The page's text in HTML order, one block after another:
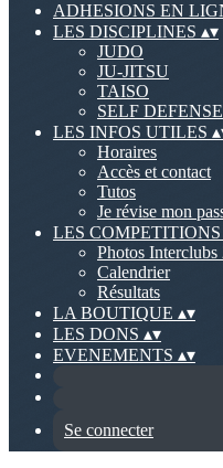
ADHESIONS EN
LES DISCIPLINES ▴▾
JUDO
JU-JITSU
TAISO
SELF DEFENSE
LES INFOS UTILES ▴
Horaires
Accès et contact
Tutos
Je révise mon
LES COMPETITIONS
Photos Interclubs
Calendrier
Résultats
LA BOUTIQUE ▴▾
LES DONS ▴▾
EVENEMENTS ▴▾
Se connecter